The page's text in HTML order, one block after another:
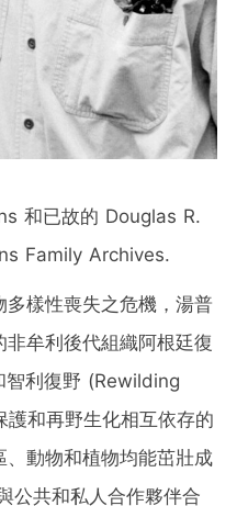
和已故的 Douglas R.
Family Archives.
樣性喪失之危機，湯普
牟利後代組織阿根廷復
利復野 (Rewilding
和再野生化相互依存的
動物和植物均能茁壯成
公共和私人合作夥伴合